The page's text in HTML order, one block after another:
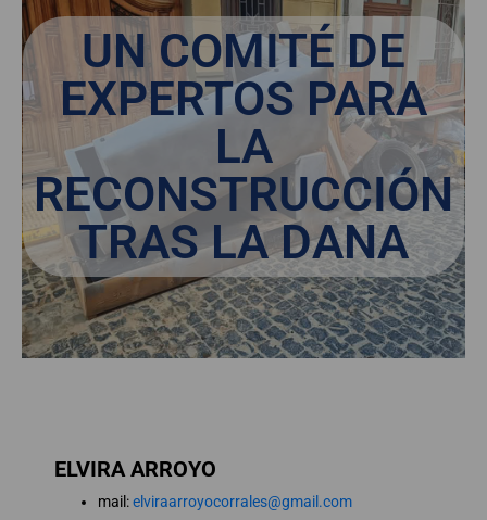
UN COMITÉ DE
EXPERTOS PARA
LA
RECONSTRUCCIÓN
TRAS LA DANA
ELVIRA ARROYO
mail:elviraarroyocorrales@gmail.com